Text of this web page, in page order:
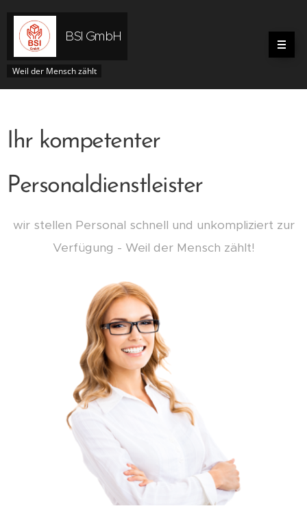
BSI GmbH
Weil der Mensch zählt
Ihr kompetenter
Personaldienstleister
wir stellen Personal schnell und unkompliziert zur
Verfügung - Weil der Mensch zählt!